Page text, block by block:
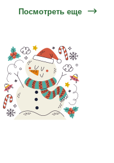
Посмотреть еще